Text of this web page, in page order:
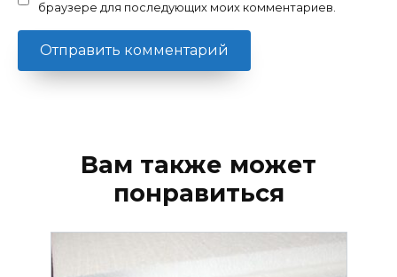
браузере для последующих моих комментариев.
Вам также может
понравиться